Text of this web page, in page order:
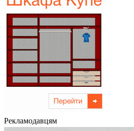
Рекламодавцям